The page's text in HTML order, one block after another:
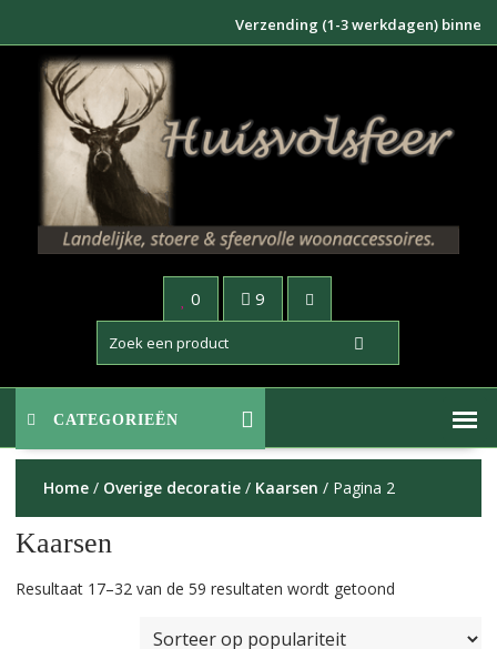
inhoud
Verzending (1-3 werkdagen) binnen NL
0 9
CATEGORIEËN
Home/ Overige decoratie/ Kaarsen / Pagina 2
Kaarsen
Resultaat 17–32 van de 59 resultaten wordt getoondGesorteerd
populariteit